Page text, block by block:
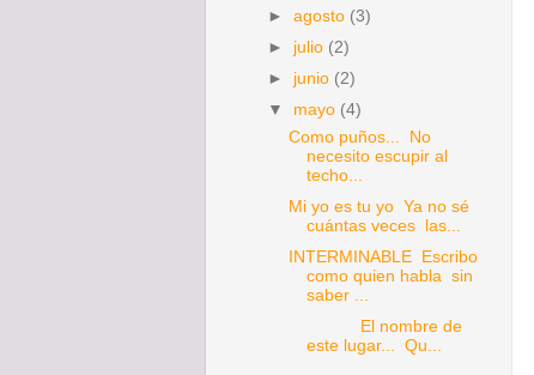
►agosto (3)
► julio (2)
► junio (2)
▼ mayo (4)
Como puños... No
necesito escupir al
techo...
Mi yo es tu yo Ya no sé
cuántas veces las...
INTERMINABLE Escribo
como quien habla sin
saber ...
El nombre de
este lugar... Qu...